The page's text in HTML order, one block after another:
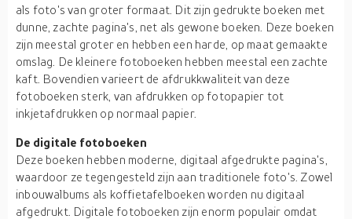
als foto's van groter formaat. Dit zijn gedrukte boeken met
dunne, zachte pagina's, net als gewone boeken. Deze boeken
zijn meestal groter en hebben een harde, op maat gemaakte
omslag. De kleinere fotoboeken hebben meestal een zachte
kaft. Bovendien varieert de afdrukkwaliteit van deze
fotoboeken sterk, van afdrukken op fotopapier tot
inkjetafdrukken op normaal papier.
De digitale fotoboeken
Deze boeken hebben moderne, digitaal afgedrukte pagina's,
waardoor ze tegengesteld zijn aan traditionele foto's. Zowel
inbouwalbums als koffietafelboeken worden nu digitaal
afgedrukt. Digitale fotoboeken zijn enorm populair omdat